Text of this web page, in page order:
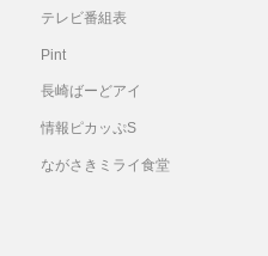
テレビ番組表
Pint
長崎ばーどアイ
情報ピカッぷS
ながさきミライ食堂